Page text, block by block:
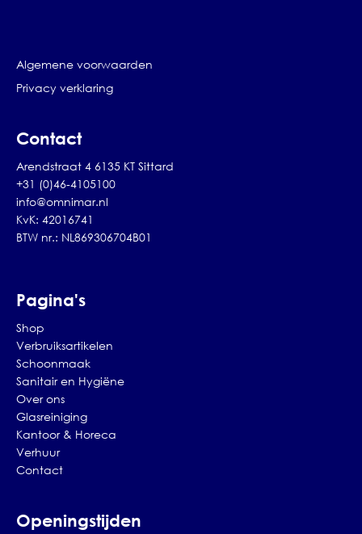
Algemene voorwaarden
Privacy verklaring
Contact
Arendstraat 4 6135 KT Sittard
+31 (0)46-4105100
info@omnimar.nl
KvK: 42016741
BTW nr.: NL869306704B01
Pagina's
Shop
Verbruiksartikelen
Schoonmaak
Sanitair en Hygiëne
Over ons
Glasreiniging
Kantoor & Horeca
Verhuur
Contact
Openingstijden